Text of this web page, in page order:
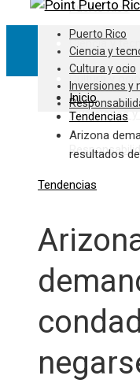
Puerto Rico
Ciencia y
Cultura y ocio
Inversiones y
Puerto Rico
Ciencia y
Cultura y ocio
Inversiones y
Inicio
Tendencias
Arizona
resultados
Tendencias